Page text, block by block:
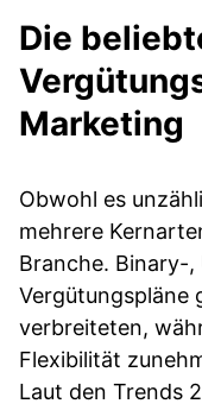
Die
Marketing
Obwohl es
mehrere
Branche. Binary-
Vergütungspläne
verbreiteten,
Flexibilität
Laut den Trends